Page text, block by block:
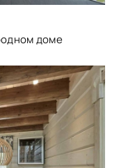
доме